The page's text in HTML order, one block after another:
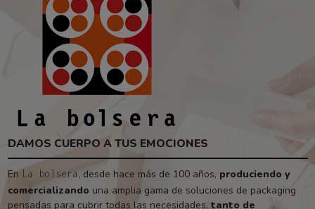
DAMOS CUERPO A TUS EMOCIONES
En La bolsera, desde hace más de 100 años, produciendo y
comercializando una amplia gama de soluciones de packaging
pensadas para cubrir todas las necesidades, tanto de